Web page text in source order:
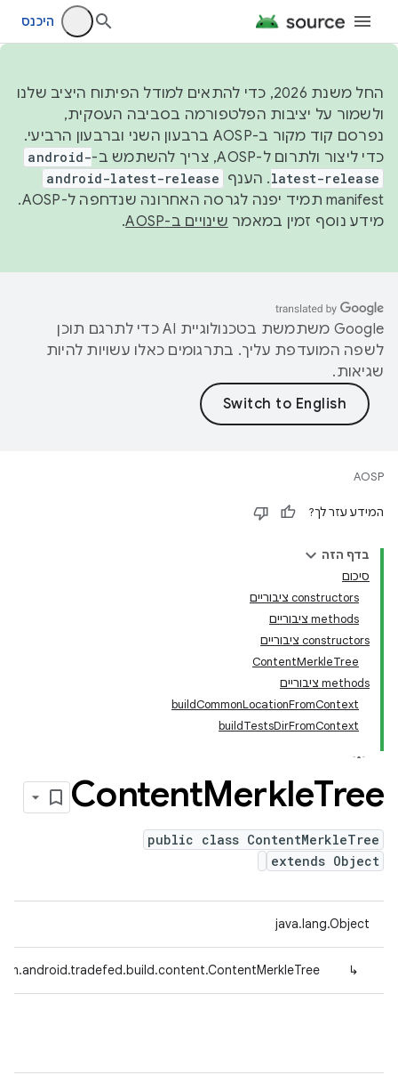
היכנס
החל משנת 2026, כדי להתאים למודל הפיתוח היציב שלנו
ולשמור על יציבות הפלטפורמה בסביבה העסקית,
נפרסם קוד מקור ב-AOSP ברבעון השני וברבעון הרביעי.
כדי ליצור ולתרום ל-AOSP, צריך להשתמש ב-
android-
latest-release. הענף android-latest-release
manifest תמיד יפנה לגרסה האחרונה שנדחפה ל-AOSP.
מידע נוסף זמין במאמר שינויים ב-AOSP .
‫Google משתמשת בטכנולוגיית AI כדי לתרגם תוכן
לשפה המועדפת עליך. בתרגומים כאלו עשויות להיות
שגיאות.
AOSP
המידע עזר לך?
בדף הזה
סיכום
‫constructors ציבוריים
‫methods ציבוריים
‫constructors ציבוריים
ContentMerkleTree
‫methods ציבוריים
buildCommonLocationFromContext
buildTestsDirFromContext
ContentMerkleTree
public class ContentMerkleTree
extends Object
java.lang.Object
↳